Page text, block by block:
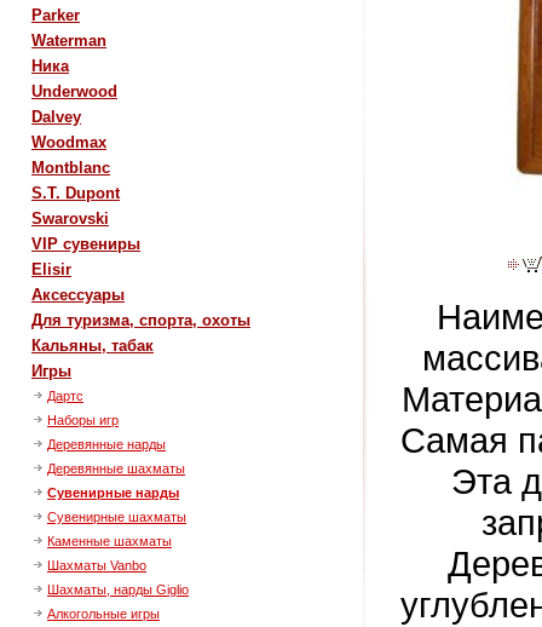
Parker
Waterman
Ника
Underwood
Dalvey
Woodmax
Montblanc
S.T. Dupont
Swarovski
VIP сувениры
Elisir
Аксессуары
Для туризма, спорта, охоты
Кальяны, табак
Игры
Дартс
Наборы игр
Деревянные нарды
Деревянные шахматы
Сувенирные нарды
Сувенирные шахматы
Каменные шахматы
Шахматы Vanbo
Шахматы, нарды Giglio
Алкогольные игры
Самая
Эта